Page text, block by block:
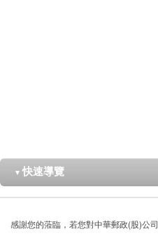
▼ 快速導覽
感謝您的蒞臨，若您對中華郵政(股)公